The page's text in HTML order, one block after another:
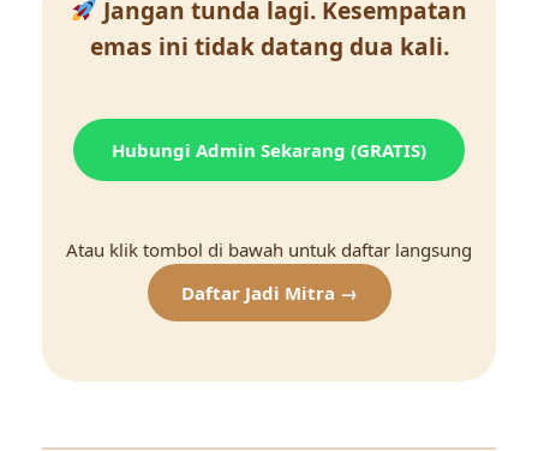
Jangan tunda lagi. Kesempatan
emas ini tidak datang dua kali.
Hubungi Admin Sekarang (GRATIS)
Atau klik tombol di bawah untuk daftar langsung
Daftar Jadi Mitra →